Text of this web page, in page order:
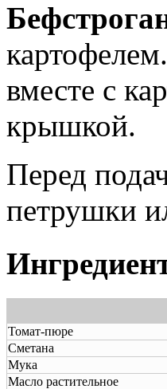
вместе с
крышкой.
Перед
петрушки
Томат-пюре
Сметана
Мука
Масло растительное